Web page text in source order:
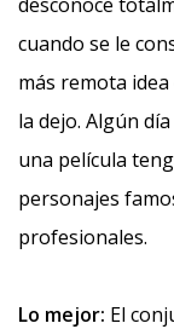
cuando se le
más remota
la dejo. Algún
una película
personajes
profesionales.
Lo mejor: El